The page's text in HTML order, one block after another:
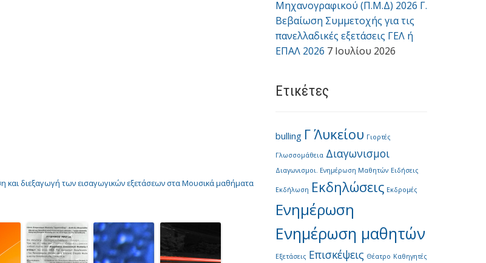
και διεξαγωγή των εισαγωγικών εξετάσεων στα Μουσικά μαθήματα
Μηχανογραφικού (Π.Μ.Δ) 2026 Γ.
Βεβαίωση Συμμετοχής για τις
πανελλαδικές εξετάσεις ΓΕΛ ή
ΕΠΑΛ 2026 7 Ιουλίου 2026
Ετικέτες
bulling Γ΄ Λυκείου Γιορτές
Γλωσσομάθεια Διαγωνισμοι
Διαγωνισμοι. Ενημέρωση Μαθητών Ειδήσεις
Εκδήλωση Εκδηλώσεις Εκδρομές
Ενημέρωση
Ενημέρωση μαθητών
Εξετάσεις Επισκέψεις Θέατρο Καθηγητές